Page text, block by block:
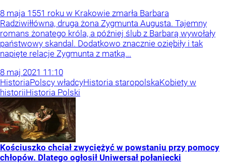
8 maja 1551 roku w Krakowie zmarła Barbara
Radziwiłłówna, druga żona Zygmunta Augusta. Tajemny
romans żonatego króla, a później ślub z Barbarą wywołały
państwowy skandal. Dodatkowo znacznie oziębiły i tak
napięte relacje Zygmunta z matką...
8 maj 2021 11:10
HistoriaPolscy władcyHistoria staropolskaKobiety w
historiiHistoria Polski
Kościuszko chciał zwyciężyć w powstaniu przy pomocy
chłopów. Dlatego ogłosił Uniwersał połaniecki